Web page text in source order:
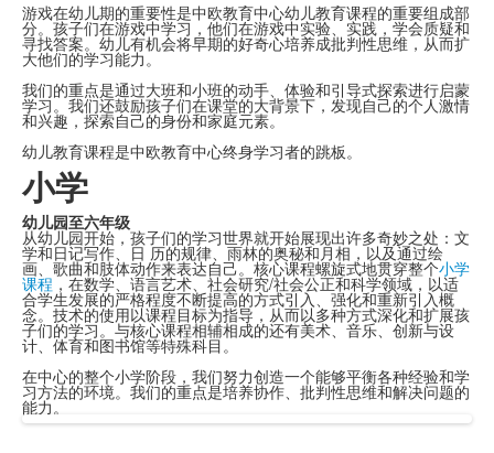
游戏在幼儿期的重要性是中欧教育中心幼儿教育课程的重要组成部
分。孩子们在游戏中学习，他们在游戏中实验、实践，学会质疑和
寻找答案。幼儿有机会将早期的好奇心培养成批判性思维，从而扩
大他们的学习能力。
我们的重点是通过大班和小班的动手、体验和引导式探索进行启蒙
学习。我们还鼓励孩子们在课堂的大背景下，发现自己的个人激情
和兴趣，探索自己的身份和家庭元素。
幼儿教育课程是中欧教育中心终身学习者的跳板。
小学
幼儿园至六年级
从幼儿园开始，孩子们的学习世界就开始展现出许多奇妙之处：文
学和日记写作、日 历的规律、雨林的奥秘和月相，以及通过绘
画、歌曲和肢体动作来表达自己。核心课程螺旋式地贯穿整个小学
课程 ，在数学、语言艺术、社会研究/社会公正和科学领域，以适
合学生发展的严格程度不断提高的方式引入、强化和重新引入概
念。技术的使用以课程目标为指导，从而以多种方式深化和扩展孩
子们的学习。与核心课程相辅相成的还有美术、音乐、创新与设
计、体育和图书馆等特殊科目。
在中心的整个小学阶段，我们努力创造一个能够平衡各种经验和学
习方法的环境。我们的重点是培养协作、批判性思维和解决问题的
能力。